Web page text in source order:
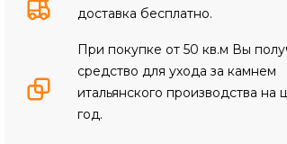
доставка бесплатно.
При покупке от 50 кв.м Вы
средство для ухода за камнем
итальянского производства на
год.